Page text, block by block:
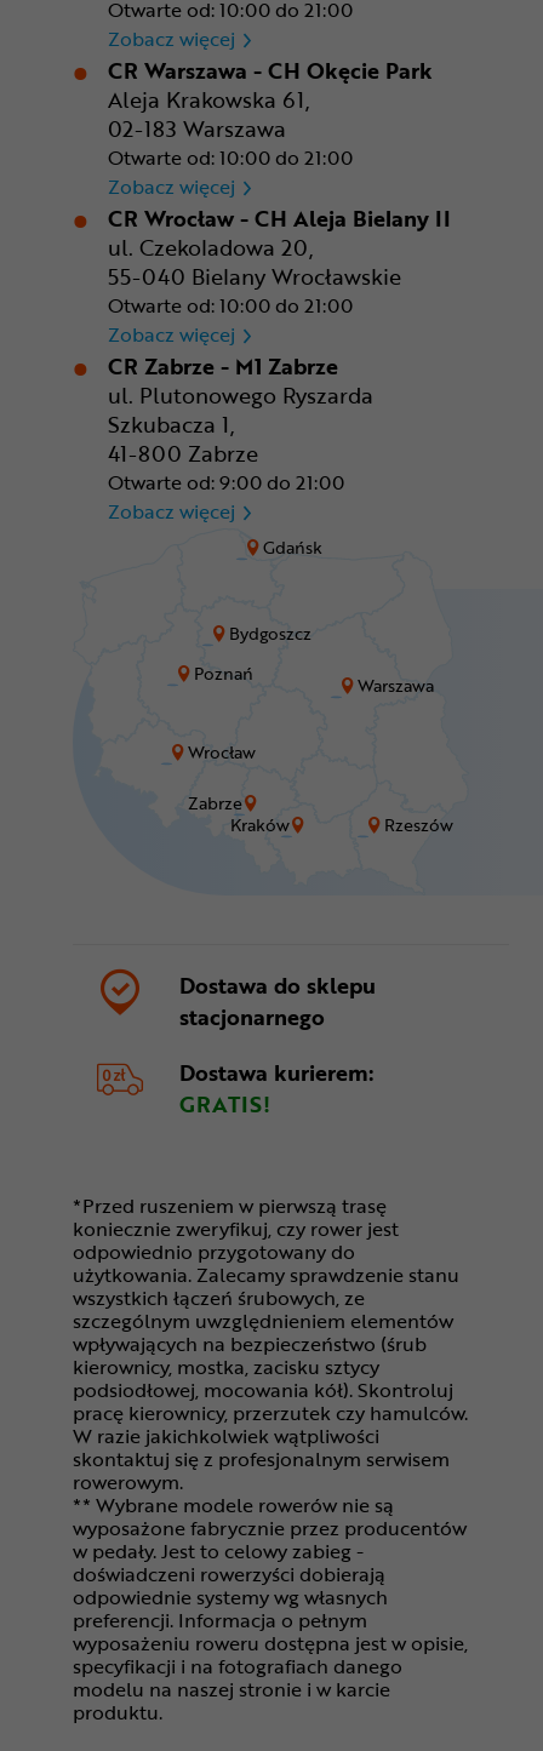
Bydgoszcz
Gdańsk
Kraków
Poznań
Rzeszów
Warszawa
Wrocław
Zabrze
Otwarte od: 10:00 do 21:00
Zobacz więcej CR Rzeszów
CR Warszawa - CH Okęcie Park
Aleja Krakowska 61,
02-183 Warszawa
Otwarte od: 10:00 do 21:00
Zobacz więcej CR Warszawa - CH Okęcie
CR Wrocław - CH Aleja Bielany II
ul. Czekoladowa 20,
55-040 Bielany Wrocławskie
Otwarte od: 10:00 do 21:00
Zobacz więcej CR Wrocław - CH Aleja
CR Zabrze - M1 Zabrze
ul. Plutonowego Ryszarda
Szkubacza 1,
41-800 Zabrze
Otwarte od: 9:00 do 21:00
Zobacz więcej CR Zabrze - M1 Zabrze
Dostawa do sklepu
stacjonarnego
Dostawa kurierem:
GRATIS!
*Przed ruszeniem w pierwszą trasę
koniecznie zweryfikuj, czy rower jest
odpowiednio przygotowany do
użytkowania. Zalecamy sprawdzenie stanu
wszystkich łączeń śrubowych, ze
szczególnym uwzględnieniem elementów
wpływających na bezpieczeństwo (śrub
kierownicy, mostka, zacisku sztycy
podsiodłowej, mocowania kół). Skontroluj
pracę kierownicy, przerzutek czy hamulców.
W razie jakichkolwiek wątpliwości
skontaktuj się z profesjonalnym serwisem
rowerowym.
** Wybrane modele rowerów nie są
wyposażone fabrycznie przez producentów
w pedały. Jest to celowy zabieg -
doświadczeni rowerzyści dobierają
odpowiednie systemy wg własnych
preferencji. Informacja o pełnym
wyposażeniu roweru dostępna jest w opisie,
specyfikacji i na fotografiach danego
modelu na naszej stronie i w karcie
produktu.